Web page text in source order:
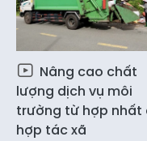
Nâng cao chất
lượng dịch vụ môi
trường từ hợp nhất
hợp tác xã